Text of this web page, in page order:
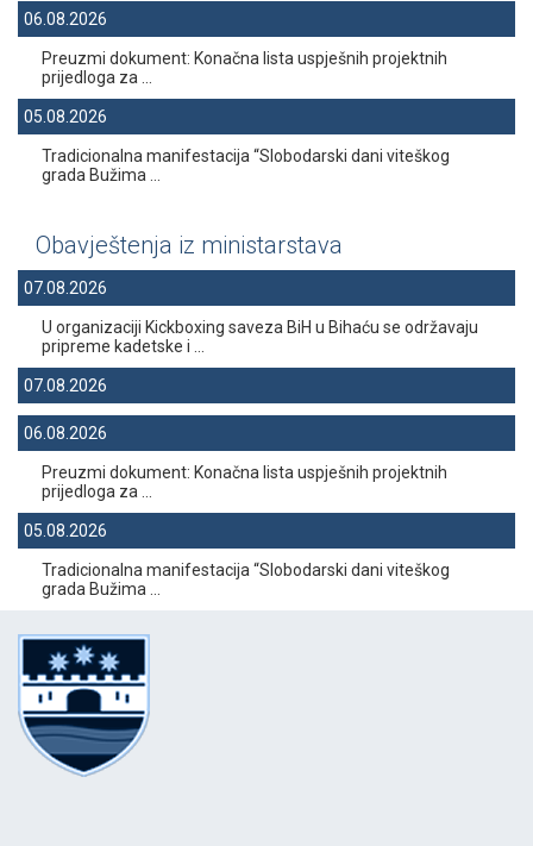
06.08.2026
Preuzmi dokument: Konačna lista uspješnih projektnih
prijedloga za ...
05.08.2026
Tradicionalna manifestacija “Slobodarski dani viteškog
grada Bužima ...
Obavještenja iz ministarstava
07.08.2026
U organizaciji Kickboxing saveza BiH u Bihaću se održavaju
pripreme kadetske i ...
07.08.2026
06.08.2026
Preuzmi dokument: Konačna lista uspješnih projektnih
prijedloga za ...
05.08.2026
Tradicionalna manifestacija “Slobodarski dani viteškog
grada Bužima ...